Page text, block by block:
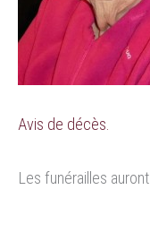
Avis de décès.
Les funérailles auront